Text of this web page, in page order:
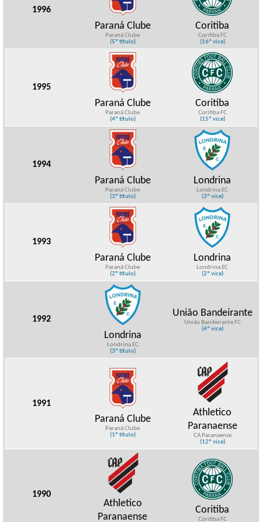
1996
Paraná Clube
Paraná Clube
(5º título)
Coritiba
Coritiba FC
(16º vice)
1995
Paraná Clube
Paraná Clube
(4º título)
Coritiba
Coritiba FC
(15º vice)
1994
Paraná Clube
Paraná Clube
(3º título)
Londrina
Londrina EC
(3º vice)
1993
Paraná Clube
Paraná Clube
(2º título)
Londrina
Londrina EC
(2º vice)
1992
Londrina
Londrina EC
(3º título)
União Bandeirante
União Bandeirante FC
(4º vice)
1991
Paraná Clube
Paraná Clube
(1º título)
Athletico
Paranaense
CA Paranaense
(12º vice)
1990
Athletico
Paranaense
Coritiba
Coritiba FC